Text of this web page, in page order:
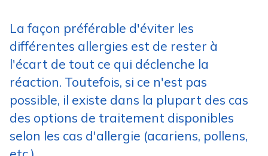
La façon préférable d'éviter les
différentes allergies est de rester à
l'écart de tout ce qui déclenche la
réaction. Toutefois, si ce n'est pas
possible, il existe dans la plupart des cas
des options de traitement disponibles
selon les cas d'allergie (acariens, pollens,